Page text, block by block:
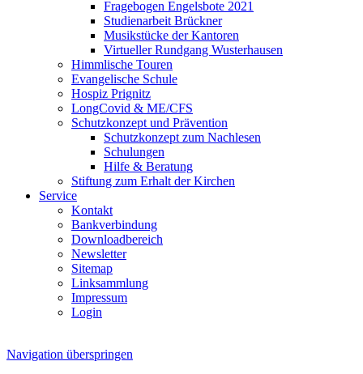
Fragebogen Engelsbote 2021
Studienarbeit Brückner
Musikstücke der Kantoren
Virtueller Rundgang Wusterhausen
Himmlische Touren
Evangelische Schule
Hospiz Prignitz
LongCovid & ME/CFS
Schutzkonzept und Prävention
Schutzkonzept zum Nachlesen
Schulungen
Hilfe & Beratung
Stiftung zum Erhalt der Kirchen
Service
Kontakt
Bankverbindung
Downloadbereich
Newsletter
Sitemap
Linksammlung
Impressum
Login
Navigation überspringen